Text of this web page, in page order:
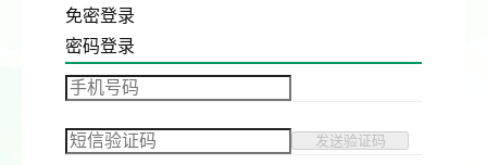
免密登录
密码登录
发送验证码